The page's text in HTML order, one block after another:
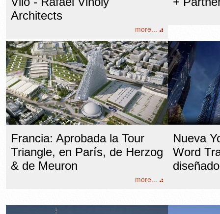
Architects
more...
Francia: Aprobada la Tour
Triangle, en París, de Herzog
& de Meuron
more...
Nueva
Word